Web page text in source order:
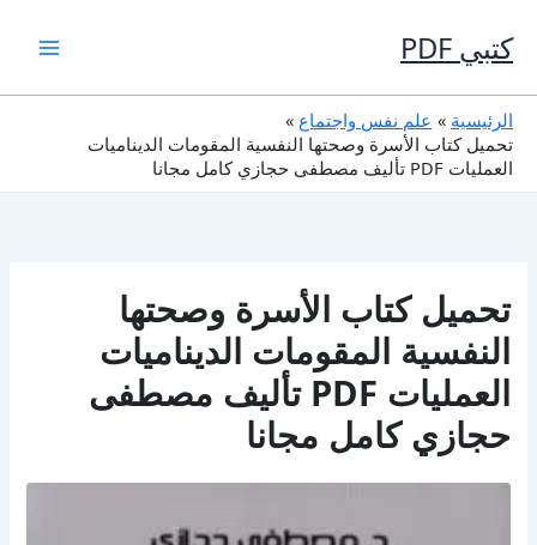
إلى
المحتوى
كتبي PDF
الرئيسية
علم نفس واجتماع
تحميل كتاب الأسرة وصحتها النفسية المقومات الديناميات
العمليات PDF تأليف مصطفى حجازي كامل مجانا
تحميل كتاب الأسرة وصحتها
النفسية المقومات الديناميات
العمليات PDF تأليف مصطفى
حجازي كامل مجانا